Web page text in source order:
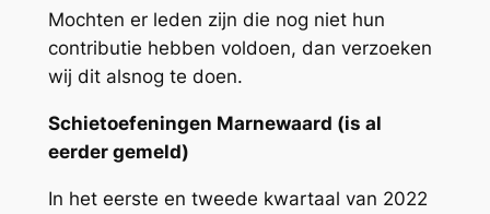
Mochten er leden zijn die nog niet hun
contributie hebben voldoen, dan verzoeken
wij dit alsnog te doen.
Schietoefeningen Marnewaard (is al
eerder gemeld)
In het eerste en tweede kwartaal van 2022